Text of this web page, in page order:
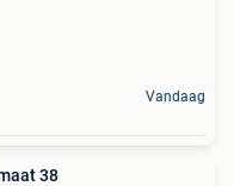
Vandaag
38